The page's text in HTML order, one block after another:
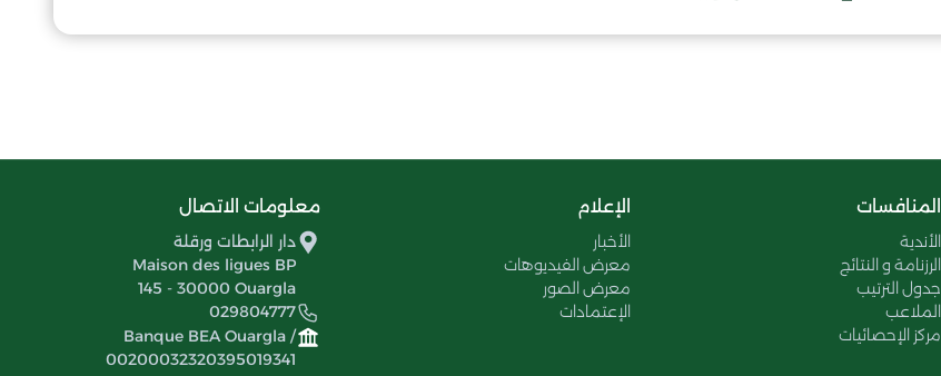
المنافسات
الأندية
الرزنامة و النتائج
جدول الترتيب
الملاعب
مركز الإحصائيات
الإعلام
الأخبار
معرض الفيديوهات
معرض الصور
الإعتمادات
معلومات الاتصال
دار الرابطات ورقلة
Maison des ligues BP
145 - 30000 Ouargla
029804777
Banque BEA Ouargla /
00200032320395019341